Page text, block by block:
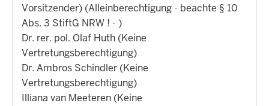
Vorsitzender) (Alleinberechtigung - beachte § 10
Abs. 3 StiftG NRW ! - )
Dr. rer. pol. Olaf Huth (Keine
Vertretungsberechtigung)
Dr. Ambros Schindler (Keine
Vertretungsberechtigung)
Illiana van Meeteren (Keine